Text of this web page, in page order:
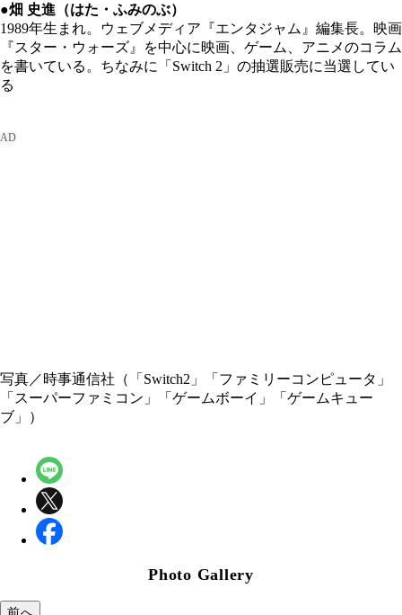
●畑 史進（はた・ふみのぶ）
1989年生まれ。ウェブメディア『エンタジャム』編集長。映画
『スター・ウォーズ』を中心に映画、ゲーム、アニメのコラム
を書いている。ちなみに「Switch 2」の抽選販売に当選してい
る
写真／時事通信社（「Switch2」「ファミリーコンピュータ」
「スーパーファミコン」「ゲームボーイ」「ゲームキュー
ブ」）
Photo Gallery
前へ